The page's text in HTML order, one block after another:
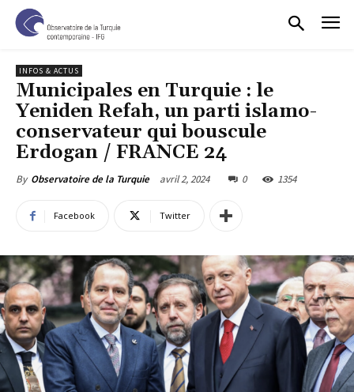
INFOS & ACTUS
Municipales en Turquie : le
Yeniden Refah, un parti islamo-
conservateur qui bouscule
Erdogan / FRANCE 24
By Observatoire de la Turquie avril 2, 2024 0 1354
Facebook Twitter